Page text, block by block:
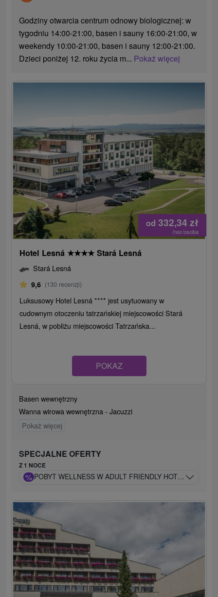
Godziny otwarcia centrum odnowy biologicznej: w
tygodniu 14:00-21:00, basen i sauny 16:00-21:00, w
weekendy 10:00-21:00, basen i sauny 12:00-21:00.
Dzieci poniżej 12. roku życia m... Pokaż więcej
od 332,34 zł
/noc/osoba
Hotel Lesná ★★★★ Stará Lesná
Stará Lesná
9,6 (130 recenzji)
Luksusowy Hotel Lesná **** jest usytuowany w
cudownym otoczeniu tatrzańskiej miejscowości Stará
Lesná, w pobliżu miejscowości Tatrzańska...
POKAZ
Basen wewnętrzny
Wanna wirowa wewnętrzna - Jacuzzi
Pokaż więcej
SPECJALNE OFERTY
Z 1 NOCE
% POBYT WELLNESS W ADULT FRIENDLY HOTELU: